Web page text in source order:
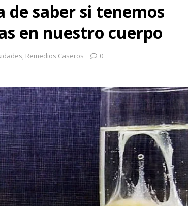
de saber si tenemos
en nuestro cuerpo
, Remedios Caseros 0